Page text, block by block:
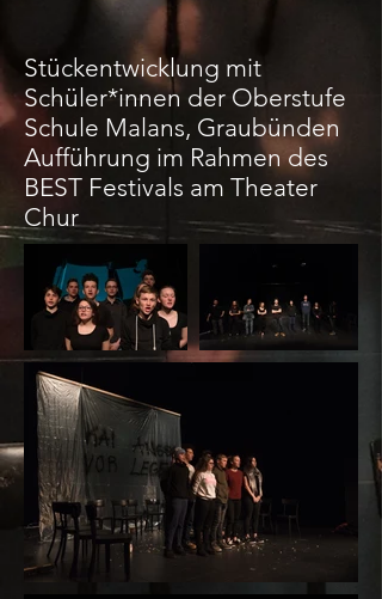
Stückentwicklung mit
Schüler*innen der Oberstufe
Schule Malans, Graubünden
Aufführung im Rahmen des
BEST Festivals am Theater
Chur